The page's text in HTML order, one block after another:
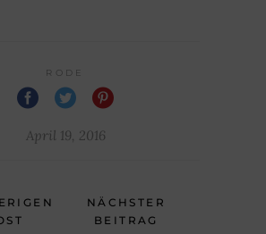
RODE
April 19, 2016
NÄCHSTER
BEITRAG